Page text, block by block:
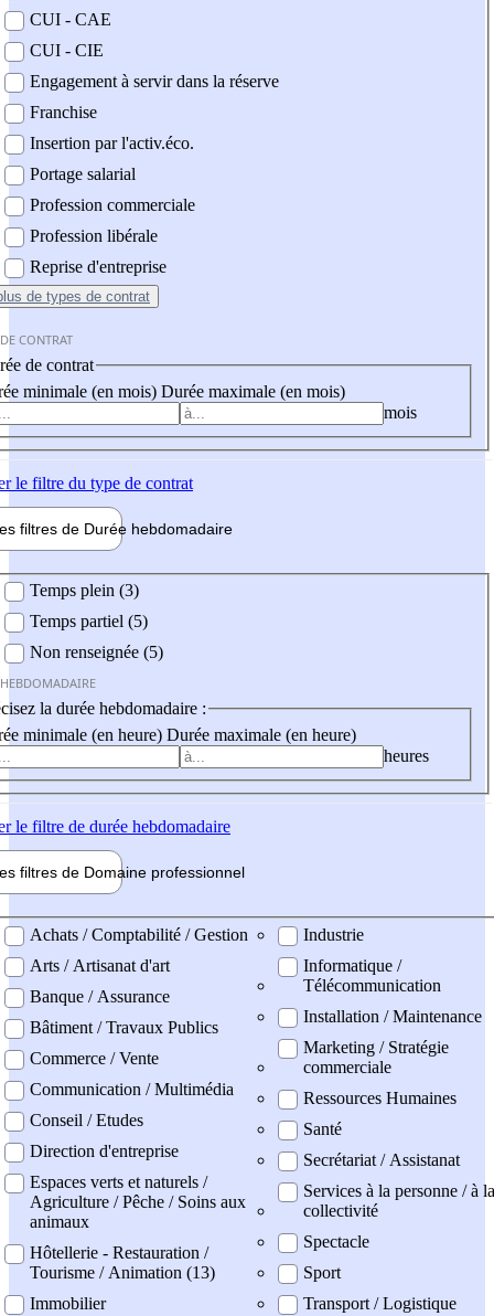
CUI - CAE
CUI - CIE
Engagement à servir dans la réserve
Franchise
Insertion par l'activ.éco.
Portage salarial
Profession commerciale
Profession libérale
Reprise d'entreprise
de types de contrat
CONTRAT
de contrat
minimale (en mois) Durée maximale (en mois)
mois
le filtre du type de contrat
filtres de Durée hebdomadaire
Temps plein (3)
Temps partiel (5)
Non renseignée (5)
la durée hebdomadaire :
minimale (en heure) Durée maximale (en heure)
heures
le filtre de durée hebdomadaire
filtres de Domaine professionnel
professionel
Achats / Comptabilité / Gestion
Arts / Artisanat d'art
Banque / Assurance
Bâtiment / Travaux Publics
Commerce / Vente
Communication / Multimédia
Conseil / Etudes
Direction d'entreprise
Espaces verts et naturels /
Agriculture / Pêche / Soins aux
animaux
Hôtellerie - Restauration /
Tourisme / Animation (13)
Immobilier
Industrie
Informatique /
Télécommunication
Installation / Maintenance
Marketing / Stratégie
commerciale
Ressources Humaines
Santé
Secrétariat / Assistanat
Services à la personne / à la
collectivité
Spectacle
Sport
Transport / Logistique